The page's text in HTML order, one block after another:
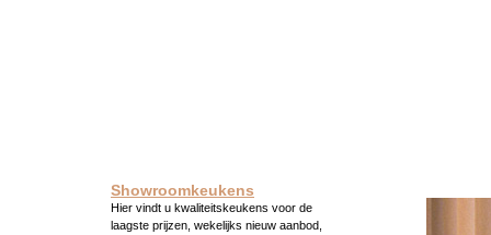
Showroomkeukens
Hier vindt u kwaliteitskeukens voor de
laagste prijzen, wekelijks nieuw aanbod,